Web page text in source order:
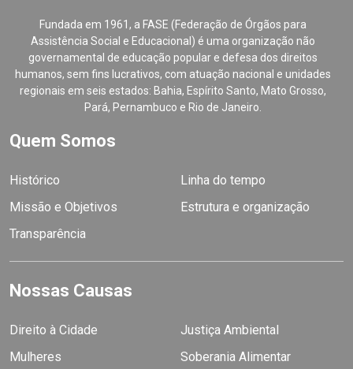
Fundada em 1961, a FASE (Federação de Órgãos para
Assistência Social e Educacional) é uma organização não
governamental de educação popular e defesa dos direitos
humanos, sem fins lucrativos, com atuação nacional e unidades
regionais em seis estados: Bahia, Espírito Santo, Mato Grosso,
Pará, Pernambuco e Rio de Janeiro.
Quem Somos
Histórico
Linha do tempo
Missão e Objetivos
Estrutura e organização
Transparência
Nossas Causas
Direito à Cidade
Justiça Ambiental
Mulheres
Soberania Alimentar